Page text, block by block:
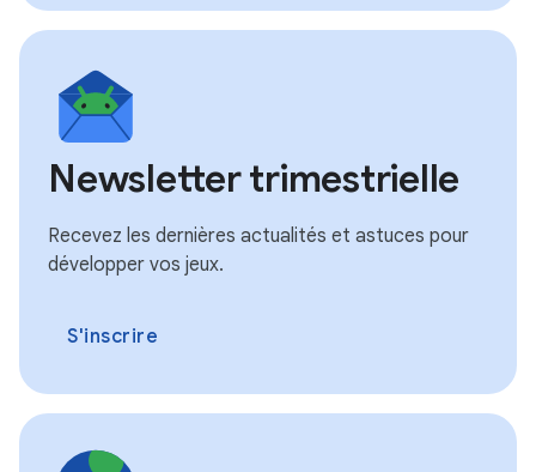
Newsletter trimestrielle
Recevez les dernières actualités et astuces pour
développer vos jeux.
S'inscrire